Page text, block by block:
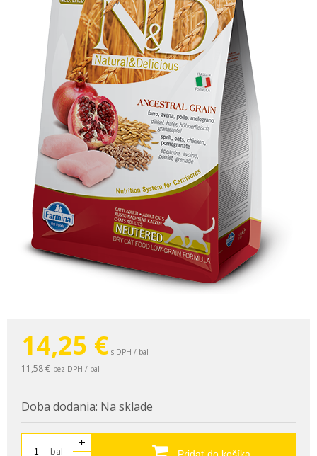
14,25 € s DPH / bal
11,58 € bez DPH / bal
Doba dodania: Na sklade
bal
+